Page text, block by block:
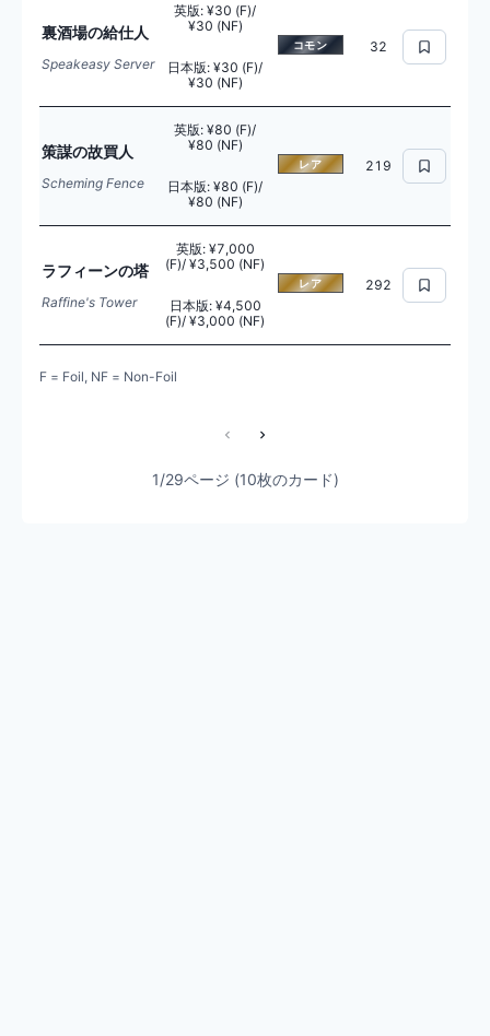
裏酒場の給仕人
Speakeasy Server
英版: ¥30 (F)/
¥30 (NF)
日本版: ¥30 (F)/
¥30 (NF)
コモン 32
策謀の故買人
Scheming Fence
英版: ¥80 (F)/
¥80 (NF)
日本版: ¥80 (F)/
¥80 (NF)
レア 219
ラフィーンの塔
Raffine's Tower
英版: ¥7,000
(F)/ ¥3,500 (NF)
日本版: ¥4,500
(F)/ ¥3,000 (NF)
レア 292
F = Foil, NF = Non-Foil
1/29ページ (10枚のカード)